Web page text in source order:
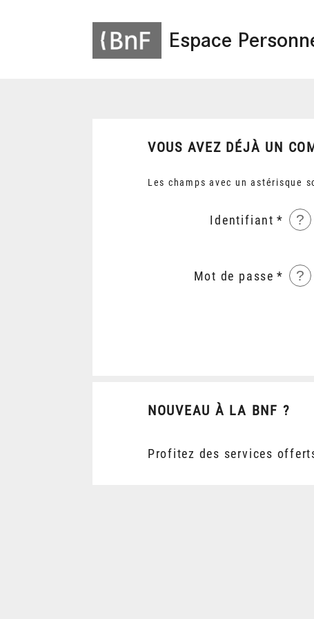
Espace
VOUS AVEZ DÉJÀ UN
Les champs avec un astérisque
Identifiant ?
Mot de passe ?
NOUVEAU À LA BNF ?
Profitez des services